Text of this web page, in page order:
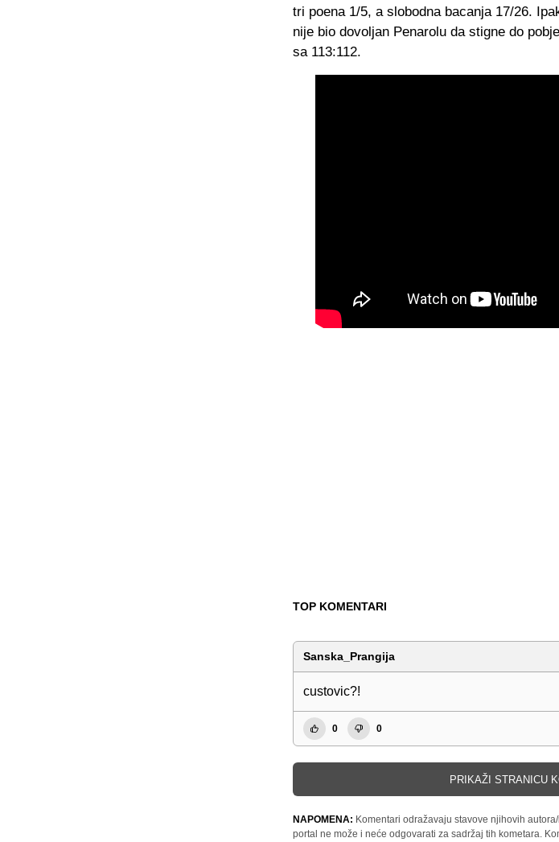
tri poena 1/5, a slobodna bacanja 17/26.
nije bio dovoljan Penarolu da stigne do
sa 113:112.
TOP KOMENTARI
Sanska_Prangija
custovic?!
0 0
PRIKAŽI STRANICU
NAPOMENA: Komentari odražavaju stavove njihovih
portal ne može i neće odgovarati za sadržaj tih kometara.